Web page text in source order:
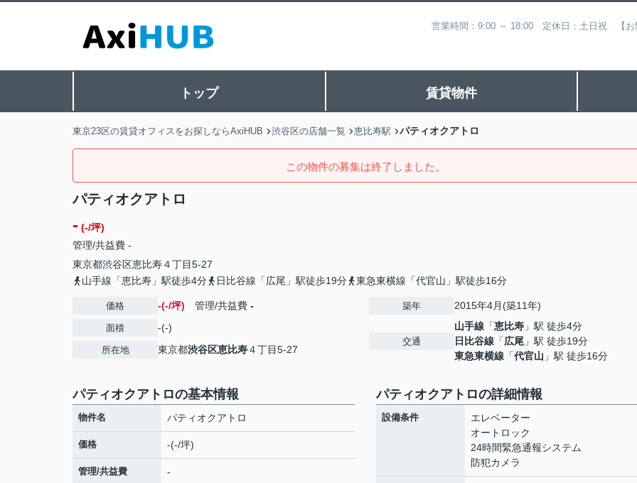
営業時間：9:00 ～ 18:00 定休日：土日祝 【お
トップ 賃貸物件
東京23区の賃貸オフィスをお探しならAxiHUB 渋谷区の店舗一覧 恵比寿駅 パティオクアトロ
この物件の募集は終了しました。
パティオクアトロ
- (-/坪)
管理/共益費 -
東京都渋谷区恵比寿４丁目5-27
山手線「恵比寿」駅徒歩4分
日比谷線「広尾」駅徒歩19分 東急東横線「代官山」駅徒歩16分
価格 -(-/坪) 管理/共益費 -
面積 -(-)
所在地 東京都渋谷区恵比寿４丁目5-27
築年 2015年4月(築11年)
交通
山手線 「恵比寿 」駅 徒歩4分
日比谷線 「広尾 」駅 徒歩19分
東急東横線 「代官山 」駅 徒歩16分
パティオクアトロの基本情報
物件名 パティオクアトロ
価格 -(-/坪)
管理/共益費 -
パティオクアトロの詳細情報
設備条件
エレベーター
オートロック
24時間緊急通報システム
防犯カメラ